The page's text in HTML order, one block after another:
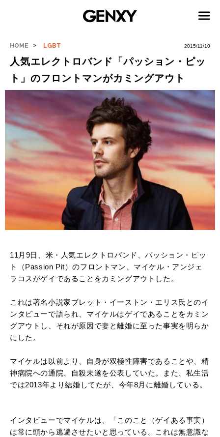
HOME LGBT 2015/11/10
人気エレクトロバンド「パッション・ピッ
ト」のフロントマンがカミングアウト
11月9日、米・人気エレクトロバンド、パッション・ピッ
ト（Passion Pit）のフロントマン、マイケル・アンジェ
ラコスがゲイであることをカミングアウトした。
これは著名小説家ブレット・イーストン・エリス氏とのイ
ンタビューで語られ、マイケルはゲイであることをカミン
グアウトし、それが原因で妻と離婚に至った事実を明らか
にした。
マイケルは以前より、自身が双極性障害であることや、精
神病院への通院、自殺未遂を公表していた。また、私生活
では2013年より結婚してたが、今年8月に離婚している。
インタビューでマイケルは、「このこと（ゲイある事実）
は常に頭から逃避させたいと思っている。これは無意識な